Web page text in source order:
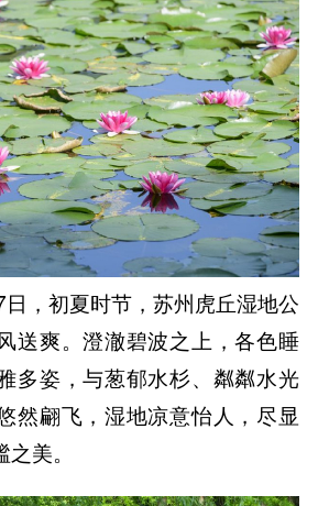
，初夏时节，苏州虎丘湿地公
送爽。澄澈碧波之上，各色睡
多姿，与葱郁水杉、粼粼水光
然翩飞，湿地凉意怡人，尽显
美。